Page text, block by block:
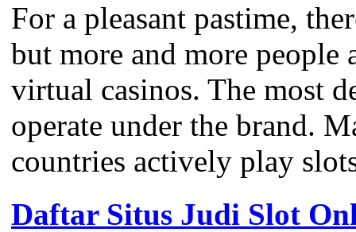
For a pleasant pastime,
but more and more people
virtual casinos. The most
operate under the brand.
countries actively play
Daftar Situs Judi Slot